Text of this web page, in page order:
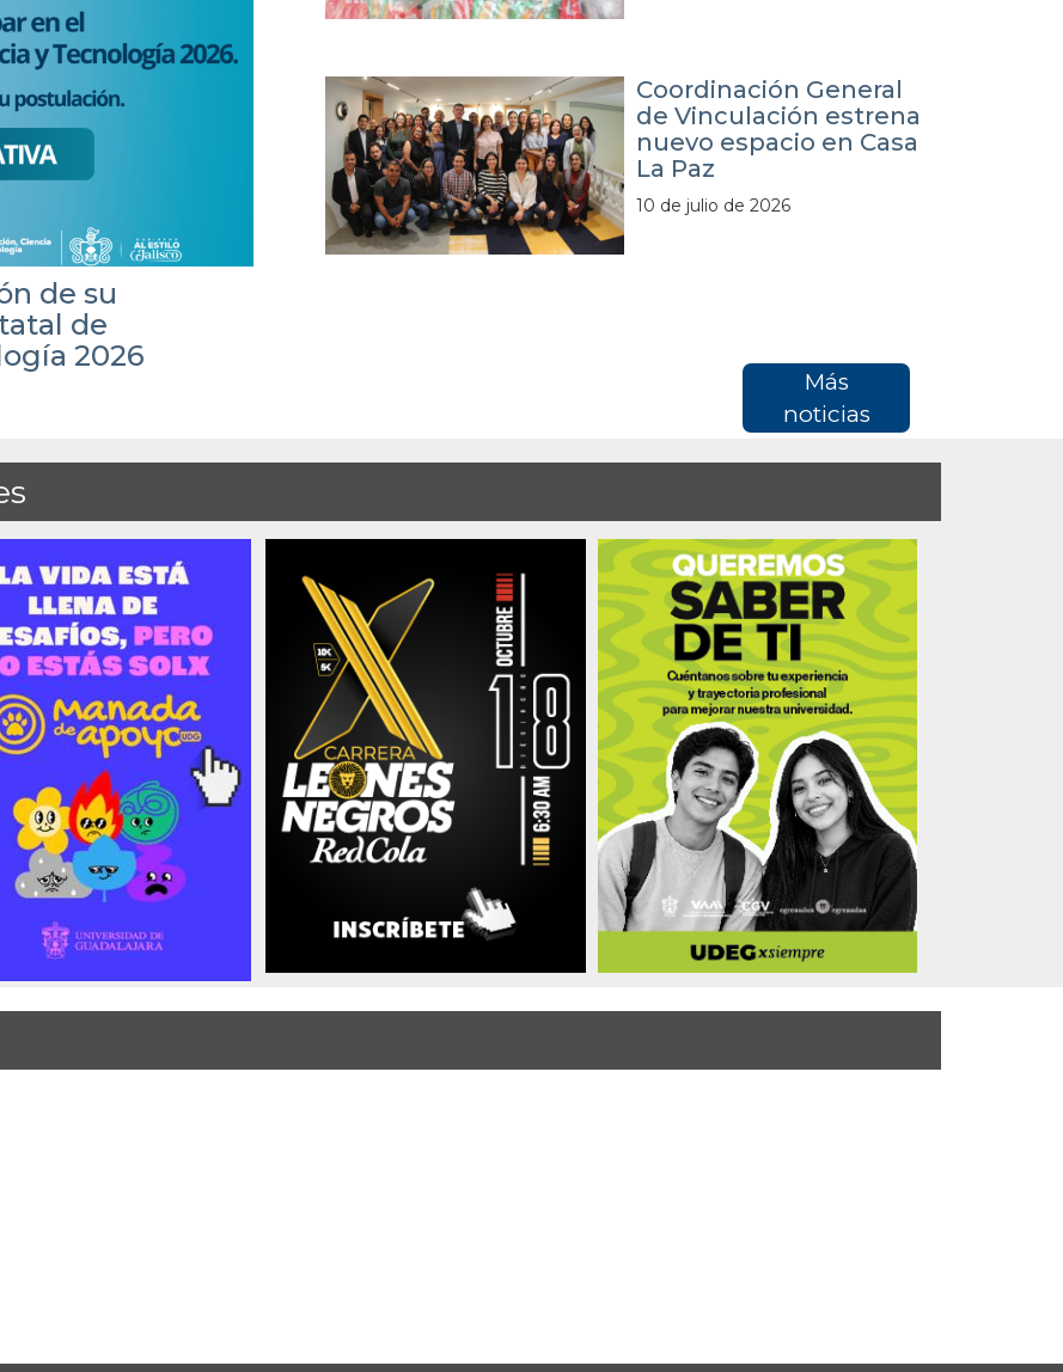
de su
de
2026
Coordinación General
de Vinculación estrena
nuevo espacio en Casa
La Paz
10 de julio de 2026
Más
noticias